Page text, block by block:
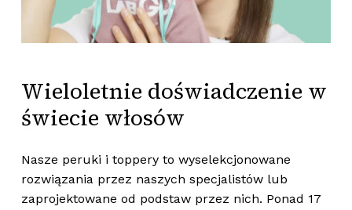
Wieloletnie doświadczenie w
świecie włosów
Nasze peruki i toppery to wyselekcjonowane
rozwiązania przez naszych specjalistów lub
zaprojektowane od podstaw przez nich. Ponad 17